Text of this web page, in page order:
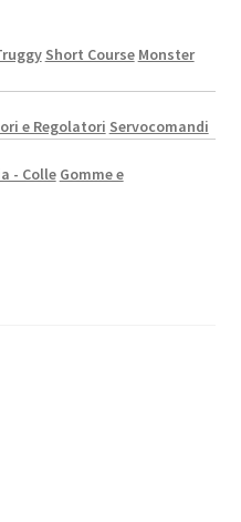
Short Course Monster
e Regolatori Servocomandi
- Colle Gomme e